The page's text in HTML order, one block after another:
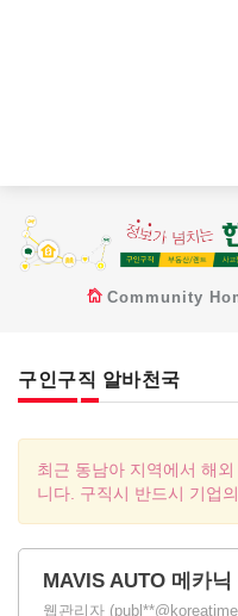
Community
구인구직 알바천국
최근 동남아 지역에서 해
니다. 구직시 반드시 기업
MAVIS AUTO 메카닉
웹관리자